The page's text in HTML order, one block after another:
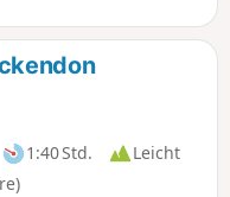
zahlreiche
zu schwimmen.
Fußwege, aber
kommen immer in der
oder „Sawan” an,
gelangen. Folgen
Abingdon.
1:40 Std.
Leicht